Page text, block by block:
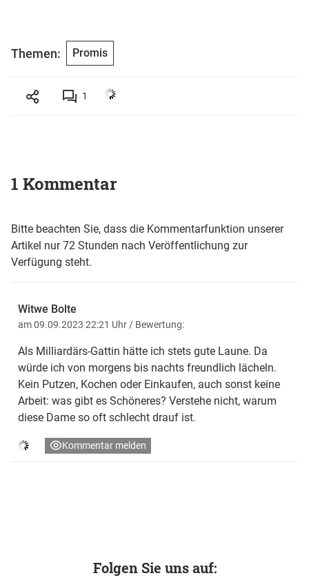
Themen: Promis
1
1 Kommentar
Bitte beachten Sie, dass die Kommentarfunktion unserer
Artikel nur 72 Stunden nach Veröffentlichung zur
Verfügung steht.
Witwe Bolte
am 09.09.2023 22:21 Uhr / Bewertung:
Als Milliardärs-Gattin hätte ich stets gute Laune. Da
würde ich von morgens bis nachts freundlich lächeln.
Kein Putzen, Kochen oder Einkaufen, auch sonst keine
Arbeit: was gibt es Schöneres? Verstehe nicht, warum
diese Dame so oft schlecht drauf ist.
Kommentar melden
Folgen Sie uns auf: